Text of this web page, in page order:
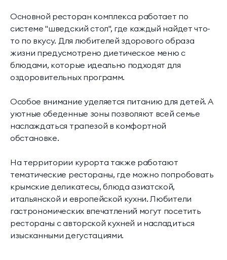
Основной ресторан комплекса работает по
системе "шведский стол", где каждый найдет что-
то по вкусу. Для любителей здорового образа
жизни предусмотрено диетическое меню с
блюдами, которые идеально подходят для
оздоровительных программ.
Особое внимание уделяется питанию для детей. А
уютные обеденные зоны позволяют всей семье
наслаждаться трапезой в комфортной
обстановке.
На территории курорта также работают
тематические рестораны, где можно попробовать
крымские деликатесы, блюда азиатской,
итальянской и европейской кухни. Любители
гастрономических впечатлений могут посетить
рестораны с авторской кухней и насладиться
изысканными дегустациями.